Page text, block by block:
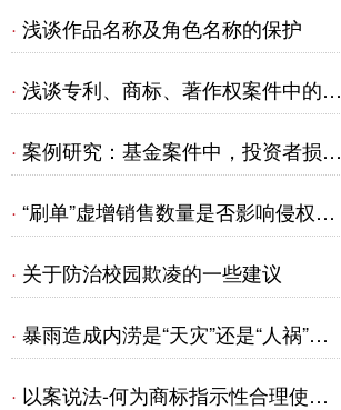
商标侵权”的认定演变
· 浅谈作品名称及角色名称的保护
· 浅谈专利、商标、著作权案件中的合
法来源抗辩规则
· 案例研究：基金案件中，投资者损失
的认定是否以私募基金完成清算为前
· “刷单”虚增销售数量是否影响侵权赔
偿金额的确定？
· 关于防治校园欺凌的一些建议
· 暴雨造成内涝是“天灾”还是“人祸”？
一宗建筑工程一切险拒赔案的评析
· 以案说法-何为商标指示性合理使